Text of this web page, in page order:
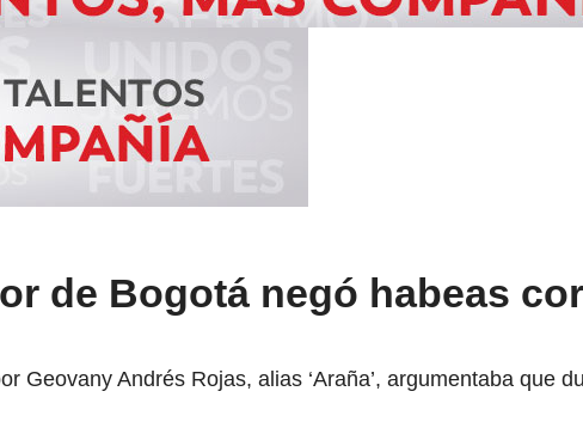
de Bogotá negó habeas
Geovany Andrés Rojas, alias ‘Araña’, argumentaba que